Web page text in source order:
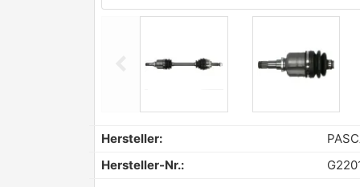
Previous
Hersteller:
Hersteller-Nr.: